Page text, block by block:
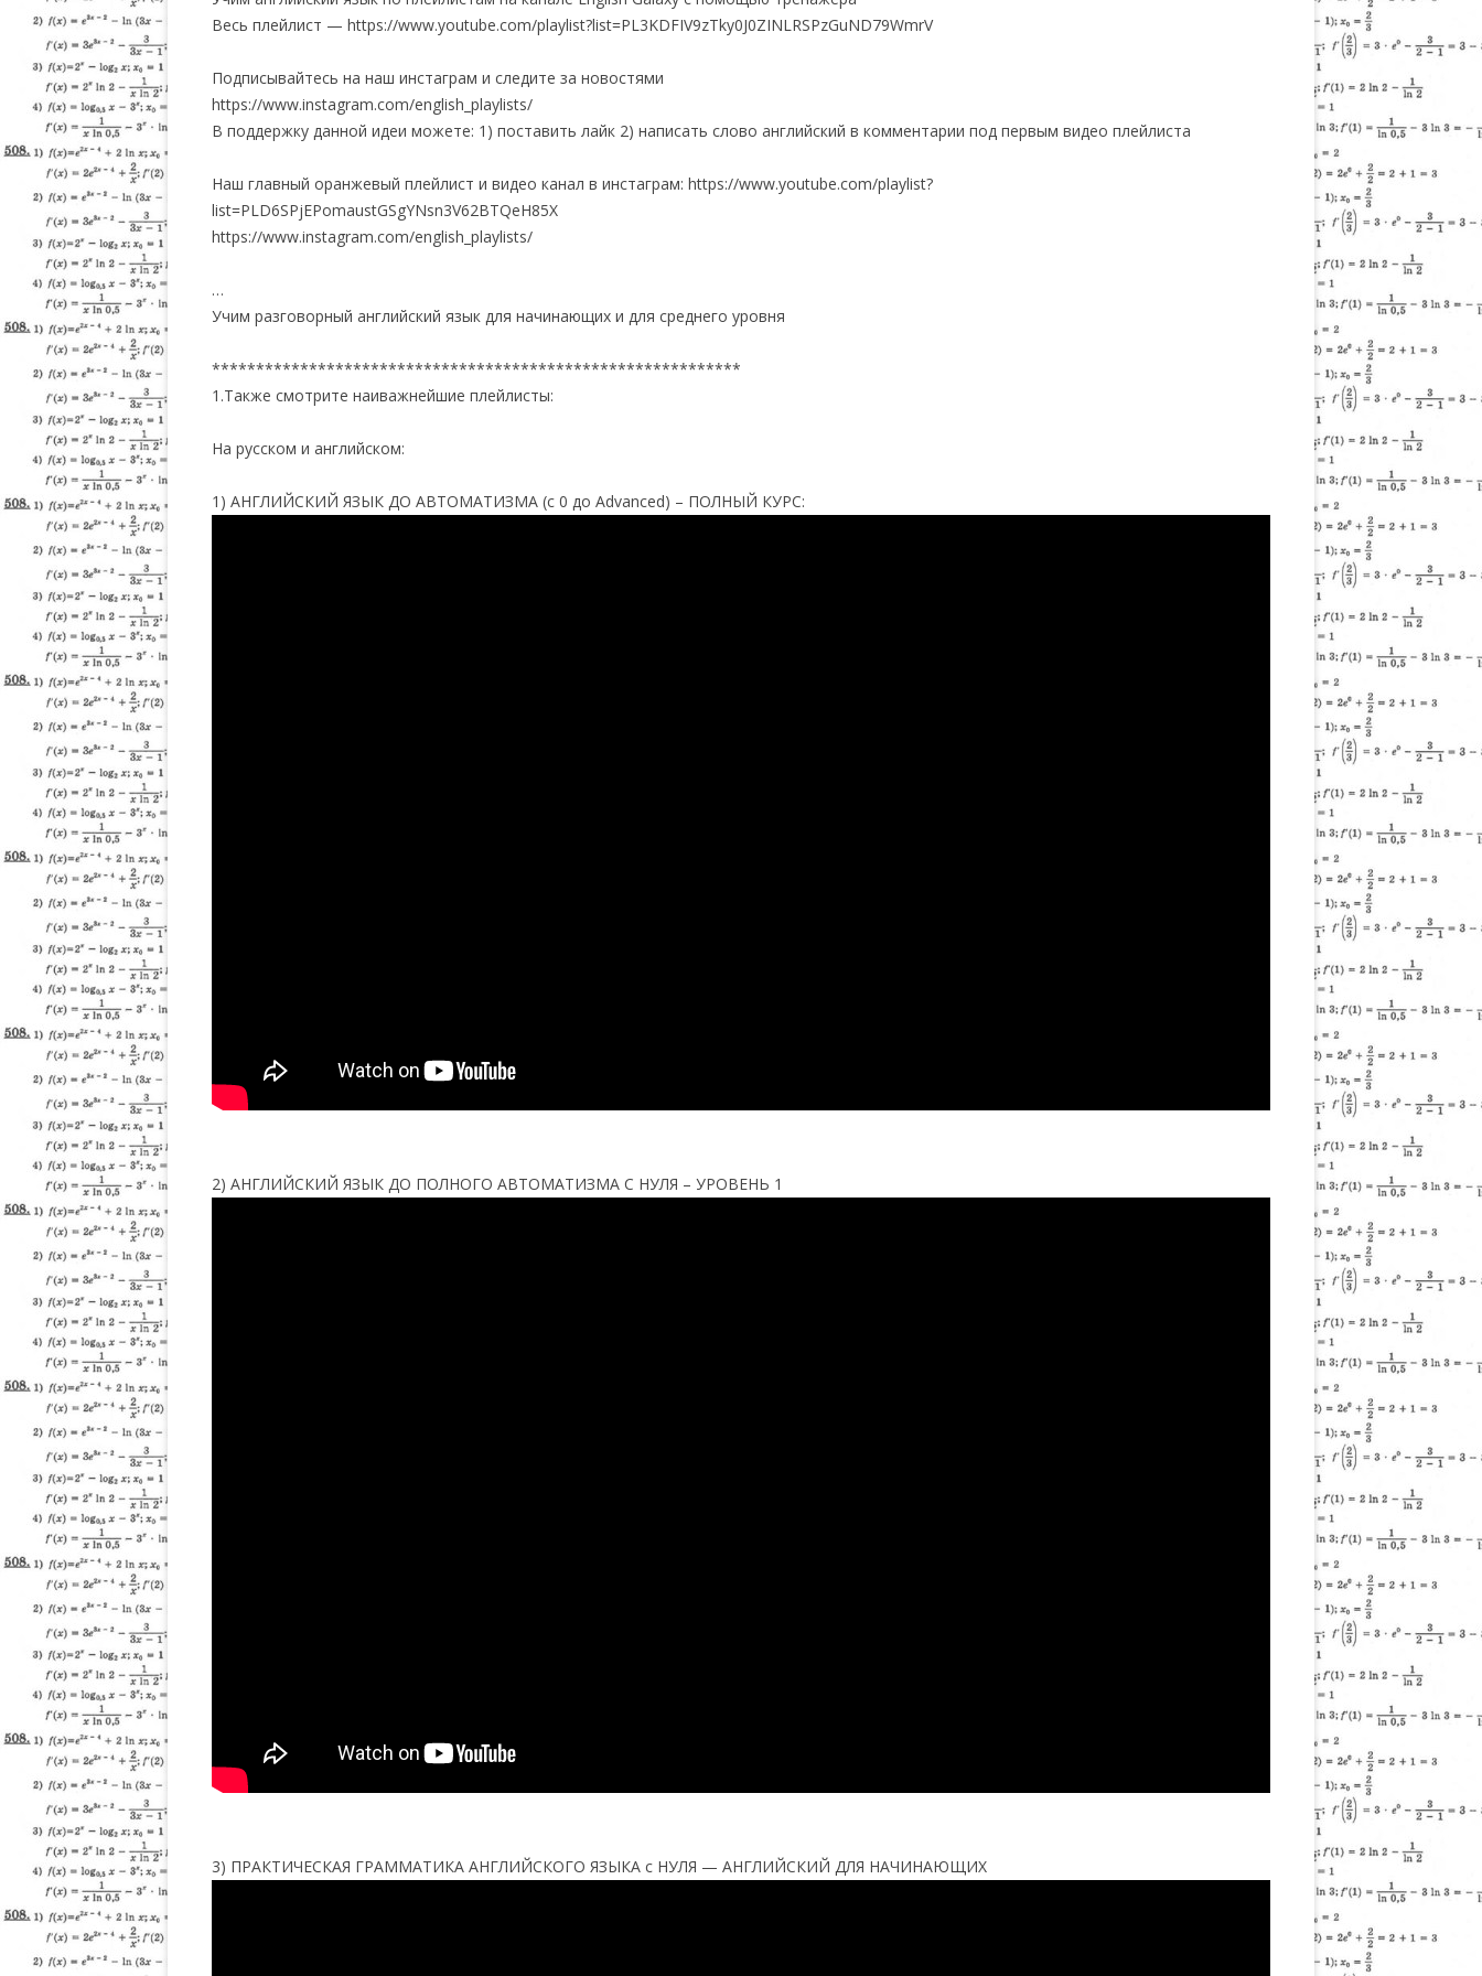
Весь плейлист — https://www.youtube.com/playlist?list=PL3KDFIV9zTky0J0ZINLRSPzGuND79WmrV
Подписывайтесь на наш инстаграм и следите за новостями
https://www.instagram.com/english_playlists/
В поддержку данной идеи можете: 1) поставить лайк 2) написать слово английский в комментарии под первым видео плейлиста
Наш главный оранжевый плейлист и видео канал в инстаграм: https://www.youtube.com/playlist?
list=PLD6SPjEPomaustGSgYNsn3V62BTQeH85X
https://www.instagram.com/english_playlists/
…
Учим разговорный английский язык для начинающих и для среднего уровня
************************************************************
1.Также смотрите наиважнейшие плейлисты:
На русском и английском:
1) АНГЛИЙСКИЙ ЯЗЫК ДО АВТОМАТИЗМА (с 0 до Advanced) – ПОЛНЫЙ КУРС:
2) АНГЛИЙСКИЙ ЯЗЫК ДО ПОЛНОГО АВТОМАТИЗМА С НУЛЯ – УРОВЕНЬ 1
3) ПРАКТИЧЕСКАЯ ГРАММАТИКА АНГЛИЙСКОГО ЯЗЫКА с НУЛЯ — АНГЛИЙСКИЙ ДЛЯ НАЧИНАЮЩИХ